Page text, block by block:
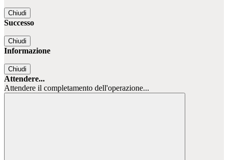
Chiudi
Successo
Chiudi
Informazione
Chiudi
Attendere...
Attendere il completamento dell'operazione...